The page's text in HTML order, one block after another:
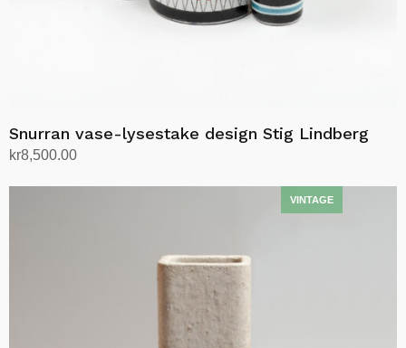
Snurran vase-lysestake design Stig Lindberg
kr8,500.00